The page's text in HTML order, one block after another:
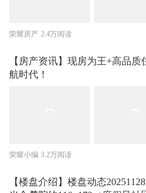
荣耀房产 2.4万阅读
【房产资讯】现房为王+高品
航时代！
荣耀小编 3.2万阅读
【楼盘介绍】楼盘动态